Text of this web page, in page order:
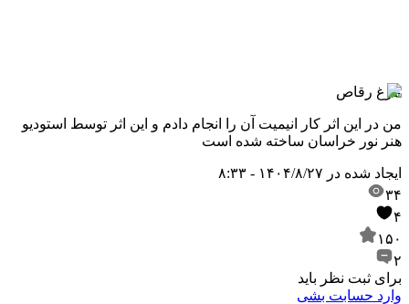
مرغ رقاص
من در این اثر کار انیمیت آن را انجام دادم و این اثر توسط استودیو
هنر نور خراسان ساخته شده است
ایجاد شده در ۱۴۰۴/۸/۲۷ - ۸:۳۳
۳۴
۴
۱۵۰
۲
برای ثبت نظر باید
وارد حسابت بشی